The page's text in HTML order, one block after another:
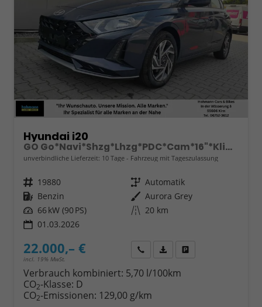
Hyundai i20
GO Go*Navi*Shzg*Lhzg*PDC*Cam*16"*Klima*VCockpit
unverbindliche Lieferzeit: 10 Tage Fahrzeug mit Tageszulassung
Fahrzeugnr. 19880 Getriebe Automatik
Kraftstoff Benzin Außenfarbe Aurora Grey
Leistung 66 kW (90 PS) Kilometerstand 20 km
01.03.2026
22.000,– €
incl. 19% MwSt.
Wir rufen Sie anFahrzeugexposé (PDF)
Verbrauch kombiniert: 5,70 l/100km
CO2-Klasse: D
CO2-Emissionen: 129,00 g/km